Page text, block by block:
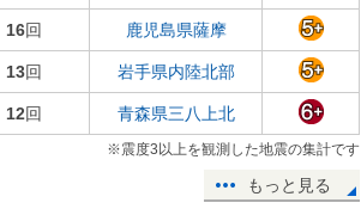
16回 鹿児島県薩摩
13回 岩手県内陸北部
12回 青森県三八上北
※震度3以上を観測した地震の集計です
もっと見る